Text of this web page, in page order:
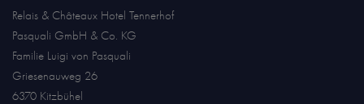
Relais & Châteaux Hotel Tennerhof
Pasquali GmbH & Co. KG
Familie Luigi von Pasquali
Griesenauweg 26
6370 Kitzbühel